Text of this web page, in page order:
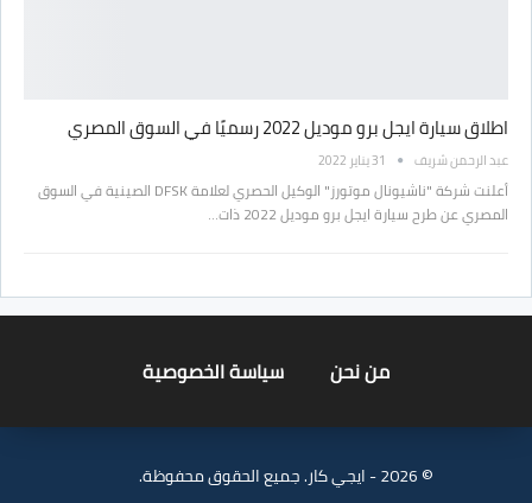
اطلاق سيارة ايجل برو موديل 2022 رسميًا في السوق المصري
عبد الرحمن شريف 31 يناير 2022
أعلنت شركة "ناشيونال موتورز" الوكيل الحصري لعلامة DFSK الصينية في السوق
المصري عن طرح سيارة ايجل برو موديل 2022 ذات…
من نحن سياسة الخصوصية
© 2026 - ايجي كار. جميع الحقوق محفوظة.